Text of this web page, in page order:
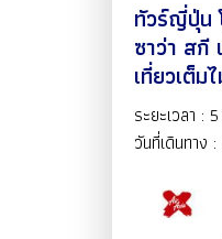
ทัวร์ญี่ปุ่น
ซาว่า สกี เก็บสตรอเบอร์รี่
เที่ยวเต็ม
บิน XJ
ระยะเวลา :
วันที่เดินทาง